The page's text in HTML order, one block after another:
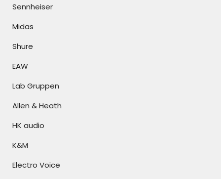
Sennheiser
Midas
Shure
EAW
Lab Gruppen
Allen & Heath
HK audio
K&M
Electro Voice